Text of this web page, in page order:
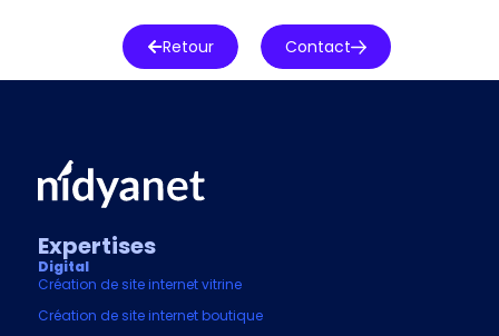
Retour Contact
Expertises
Digital
Création de site internet vitrine
Création de site internet boutique